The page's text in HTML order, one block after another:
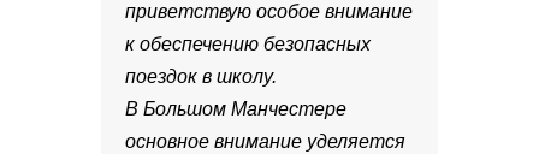
приветствую особое внимание
к обеспечению безопасных
поездок в школу.
В Большом Манчестере
основное внимание уделяется